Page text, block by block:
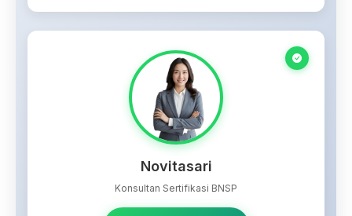
Novitasari
Konsultan Sertifikasi BNSP